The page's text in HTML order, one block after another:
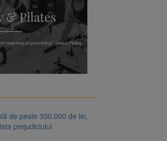
de peste 330.000 de lei,
prejudiciului